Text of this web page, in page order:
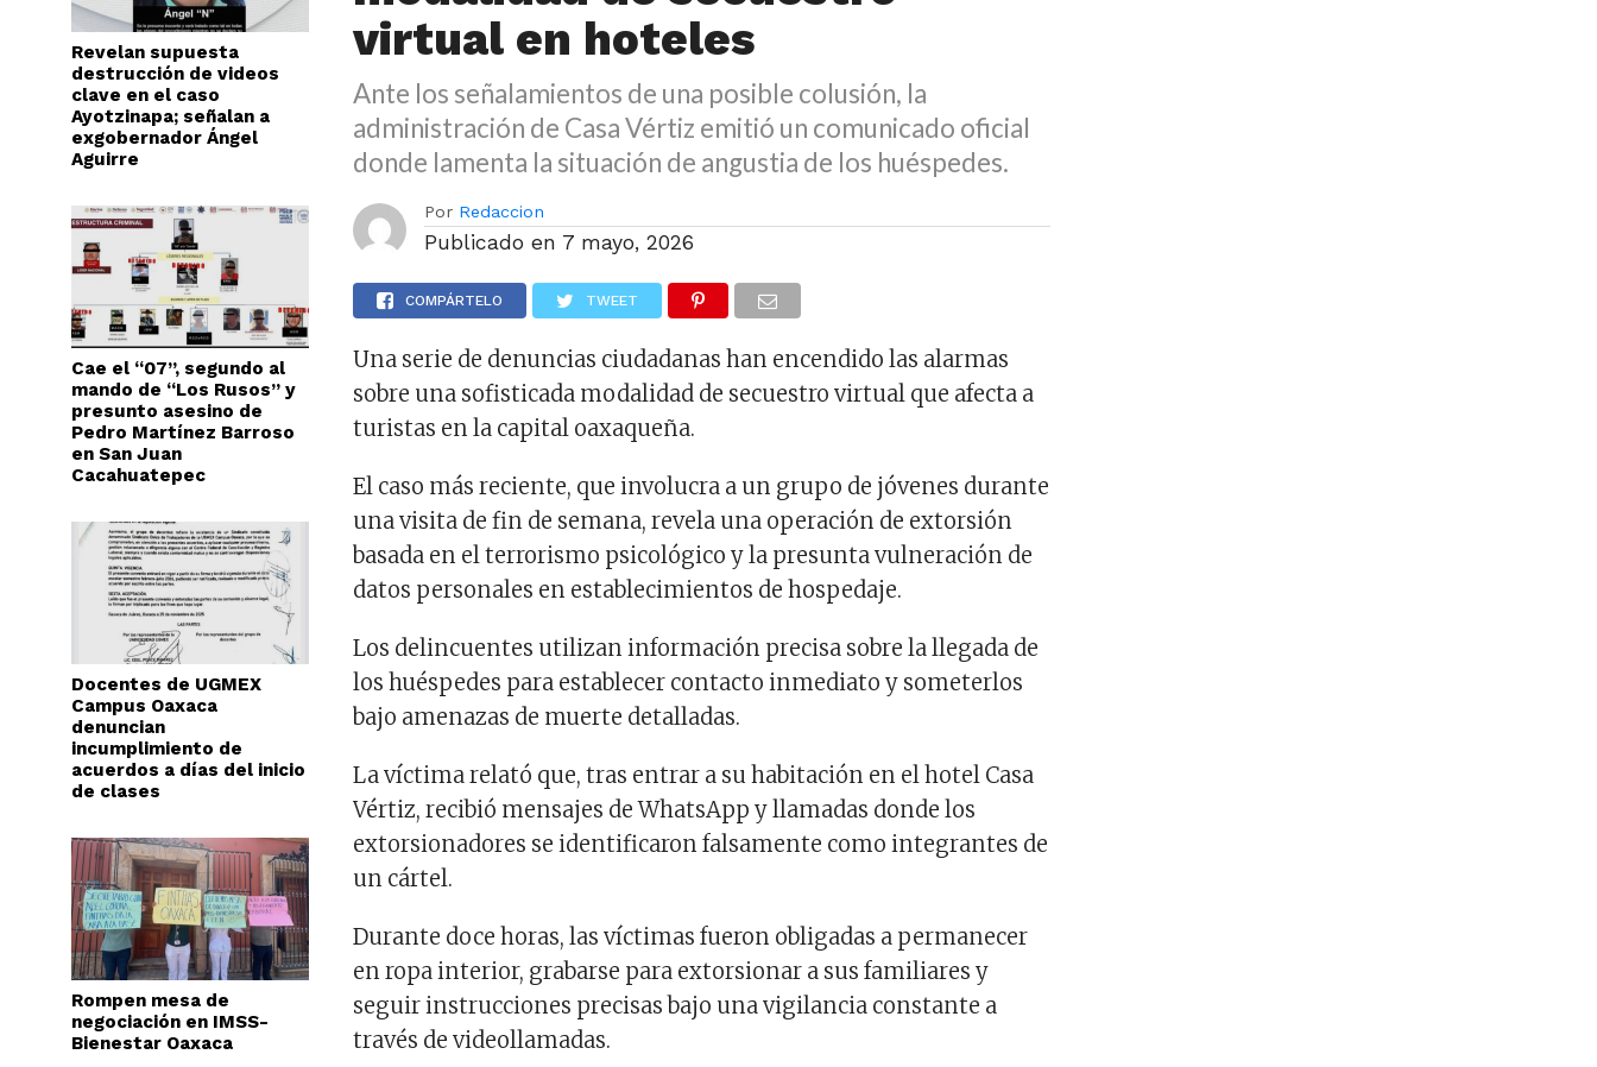
Revelan supuesta
destrucción de videos
clave en el caso
Ayotzinapa; señalan a
exgobernador Ángel
Aguirre
Cae el “07”, segundo al
mando de “Los Rusos” y
presunto asesino de
Pedro Martínez Barroso
en San Juan
Cacahuatepec
Docentes de UGMEX
Campus Oaxaca
denuncian
incumplimiento de
acuerdos a días del inicio
de clases
Rompen mesa de
negociación en IMSS-
Bienestar Oaxaca
virtual en hoteles
Ante los señalamientos de una posible colusión, la
administración de Casa Vértiz emitió un comunicado oficial
donde lamenta la situación de angustia de los huéspedes.
Por Redaccion
Publicado en 7 mayo, 2026
COMPÁRTELO TWEET
Una serie de denuncias ciudadanas han encendido las alarmas
sobre una sofisticada modalidad de secuestro virtual que afecta a
turistas en la capital oaxaqueña.
El caso más reciente, que involucra a un grupo de jóvenes durante
una visita de fin de semana, revela una operación de extorsión
basada en el terrorismo psicológico y la presunta vulneración de
datos personales en establecimientos de hospedaje.
Los delincuentes utilizan información precisa sobre la llegada de
los huéspedes para establecer contacto inmediato y someterlos
bajo amenazas de muerte detalladas.
La víctima relató que, tras entrar a su habitación en el hotel Casa
Vértiz, recibió mensajes de WhatsApp y llamadas donde los
extorsionadores se identificaron falsamente como integrantes de
un cártel.
Durante doce horas, las víctimas fueron obligadas a permanecer
en ropa interior, grabarse para extorsionar a sus familiares y
seguir instrucciones precisas bajo una vigilancia constante a
través de videollamadas.